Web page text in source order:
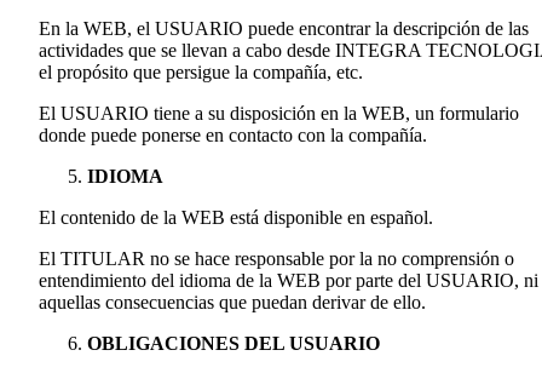
En la WEB, el USUARIO puede encontrar la descripción de las
actividades que se llevan a cabo desde INTEGRA
el propósito que persigue la compañía, etc.
El USUARIO tiene a su disposición en la WEB, un formulario
donde puede ponerse en contacto con la compañía.
IDIOMA
El contenido de la WEB está disponible en español.
El TITULAR no se hace responsable por la no comprensión o
entendimiento del idioma de la WEB por parte del USUARIO, ni
aquellas consecuencias que puedan derivar de ello.
OBLIGACIONES DEL USUARIO